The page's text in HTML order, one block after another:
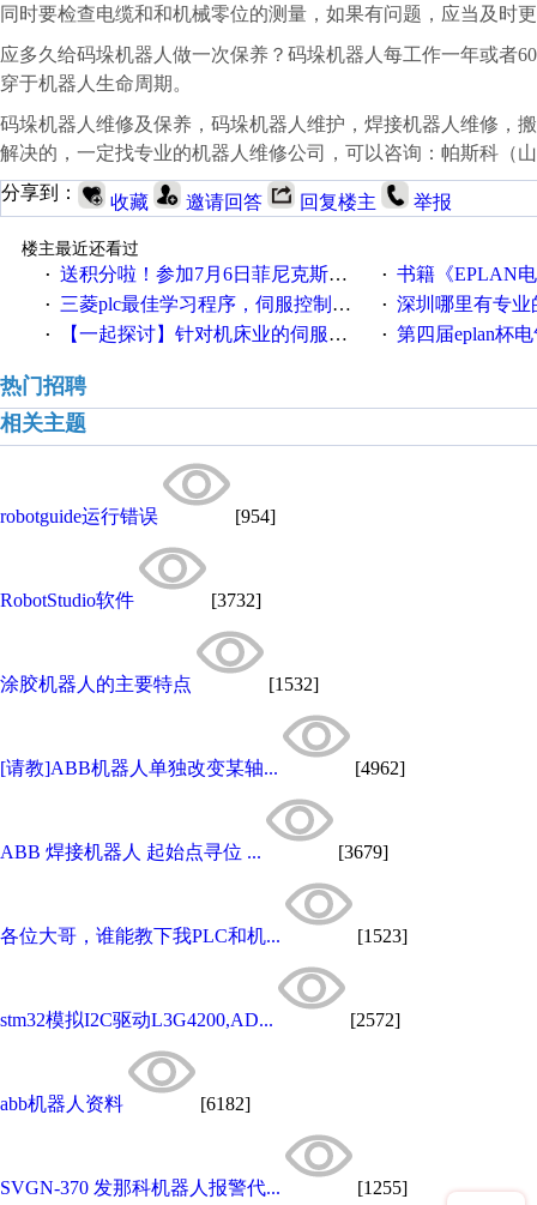
同时要检查电缆和和机械零位的测量，如果有问题，应当及时
应多久给码垛机器人做一次保养？码垛机器人每工作一年或者
穿于机器人生命周期。
码垛机器人维修及保养，码垛机器人维护，焊接机器人维修，
解决的，一定找专业的机器人维修公司，可以咨询：帕斯科（
分享到：
收藏 邀请回答 回复楼主 举报
楼主最近还看过
· 送积分啦！参加7月6日菲尼克斯在线研讨会即得 · 书籍《EPLAN
· 三菱plc最佳学习程序，伺服控制，各种报警，注释详细，看的懂，学得快！ · 深圳哪里有专业
· 【一起探讨】针对机床业的伺服系统发展，您的期望是什么？ · 第四届eplan杯电气工
热门招聘
相关主题
robotguide运行错误 [954]
RobotStudio软件 [3732]
涂胶机器人的主要特点 [1532]
[请教]ABB机器人单独改变某轴... [4962]
ABB 焊接机器人 起始点寻位 ... [3679]
各位大哥，谁能教下我PLC和机... [1523]
stm32模拟I2C驱动L3G4200,AD... [2572]
abb机器人资料 [6182]
SVGN-370 发那科机器人报警代... [1255]